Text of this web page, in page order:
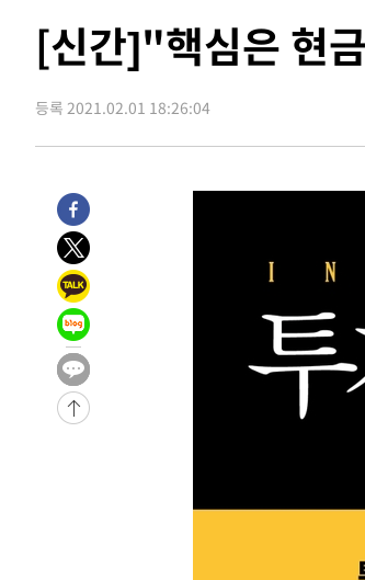
송"
41분 전 >'최고 37도' 폭염 지속…강원동해안 최대
-26383초 전 >강릉에 시간당 81.4㎜ 물폭탄…도로
-22490초 전 >백운산서 80년근 천종산삼 9뿌리
-17734초 전 >
-17110초 전 >
-13337초 전 >
극한폭염 한풀 꺾이지만…'낮 최고
주 날씨]
-10355초 전 >
-8872초 전 >
[속보]'압수수색·성접대 논란' 축구협
41분 전 >
'최고 37도' 폭염 지속…강원동해안 최대
2시간 전 >
[속보]뉴욕증시 상승 마감…S&P 0.6%
[신간]"핵심은 현
등록 2021.02.01 18:26:04